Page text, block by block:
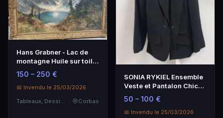
Hans Grabner - Lac de
montagne Huile sur toile
signée
150 – 250 €
📅 Invendu le 25/03/2026
Tableaux, Dessins & Estampes
Corbas
SONIA RYKIEL Ensemble
Veste et Pantalon Chic
Femme
50 – 100 €
📅 Invendu le 25/03/2026